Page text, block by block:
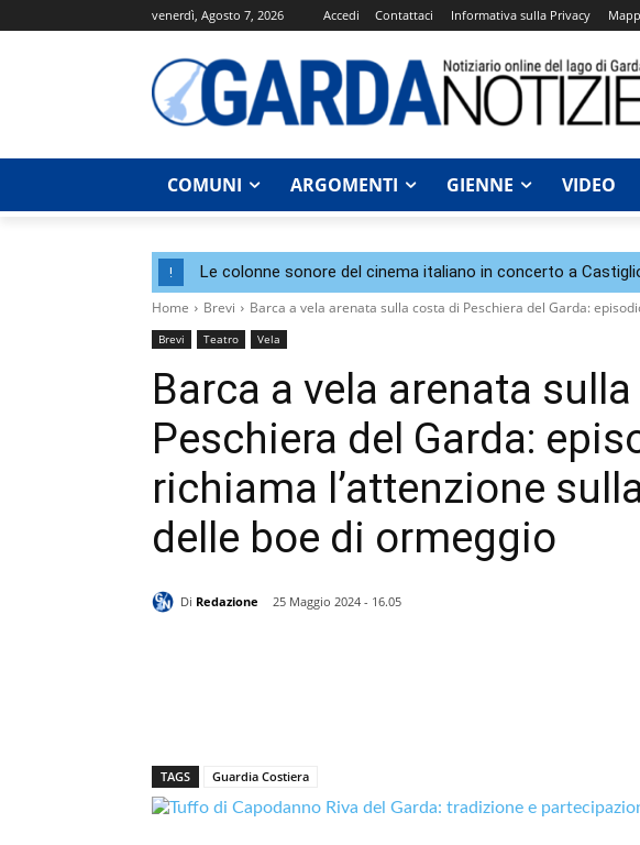
venerdì, Agosto 7, 2026 Accedi Contattaci Informativa sulla Privacy
COMUNI ARGOMENTI GIENNE VIDEO
! Le colonne sonore del cinema italiano in concerto a
Home Brevi Barca a vela arenata sulla costa di Peschiera del Garda:
Brevi Teatro Vela
Barca a vela arenata
Peschiera del Garda:
richiama l’attenzione
delle boe di ormeggio
Di Redazione
25 Maggio 2024 - 16.05
TAGS Guardia Costiera